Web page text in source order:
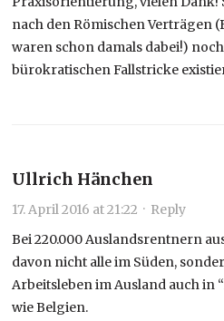
nach den Römischen Verträgen
waren schon damals dabei!)
bürokratischen Fallstricke
Ullrich Hänchen
17. April 2016 at 21:22 · Reply
Bei 220.000 Auslandsrentnern
davon nicht alle im Süden,
Arbeitsleben im Ausland auch in
wie Belgien.